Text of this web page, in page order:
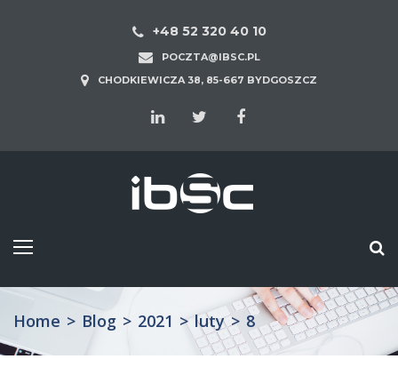
+48 52 320 40 10
POCZTA@IBSC.PL
CHODKIEWICZA 38, 85-667 BYDGOSZCZ
Home > Blog > 2021 > luty > 8